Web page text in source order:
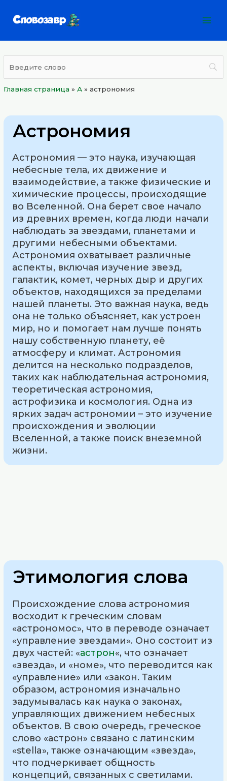
Главная страница »А »астрономия
Астрономия
Астрономия — это наука, изучающая
небесные тела, их движение и
взаимодействие, а также физические и
химические процессы, происходящие
во Вселенной. Она берет свое начало
из древних времен, когда люди начали
наблюдать за звездами, планетами и
другими небесными объектами.
Астрономия охватывает различные
аспекты, включая изучение звезд,
галактик, комет, черных дыр и других
объектов, находящихся за пределами
нашей планеты. Это важная наука, ведь
она не только объясняет, как устроен
мир, но и помогает нам лучше понять
нашу собственную планету, её
атмосферу и климат. Астрономия
делится на несколько подразделов,
таких как наблюдательная астрономия,
теоретическая астрономия,
астрофизика и космология. Одна из
ярких задач астрономии – это изучение
происхождения и эволюции
Вселенной, а также поиск внеземной
жизни.
Этимология слова
Происхождение слова астрономия
восходит к греческим словам
«астрономос», что в переводе означает
«управление звездами». Оно состоит из
двух частей: «астрон«, что означает
«звезда», и «номе», что переводится как
«управление» или «закон. Таким
образом, астрономия изначально
задумывалась как наука о законах,
управляющих движением небесных
объектов. В свою очередь, греческое
слово «астрон» связано с латинским
«stella», также означающим «звезда»,
что подчеркивает общность
концепций, связанных с светилами.